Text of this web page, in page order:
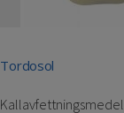
Tordosol
Kallavfettningsmedel